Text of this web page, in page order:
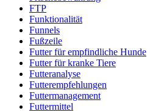
FTP
Funktionalität
Funnels
Fußzeile
Futter für empfindliche Hunde
Futter für kranke Tiere
Futteranalyse
Futterempfehlungen
Futtermanagement
Futtermittel